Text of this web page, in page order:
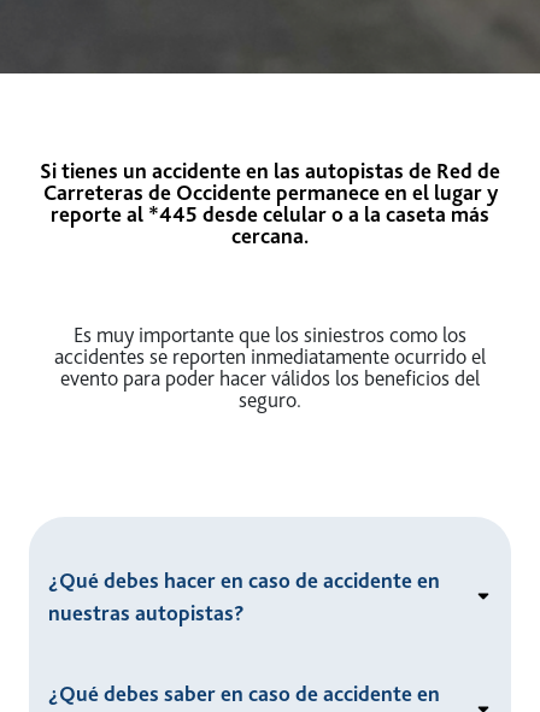
Si tienes un accidente en las autopistas de Red de
Carreteras de Occidente permanece en el lugar y
reporte al *445 desde celular o a la caseta más
cercana.
Es muy importante que los siniestros como los
accidentes se reporten inmediatamente ocurrido el
evento para poder hacer válidos los beneficios del
seguro.
¿Qué debes hacer en caso de accidente en
nuestras autopistas?
¿Qué debes saber en caso de accidente en